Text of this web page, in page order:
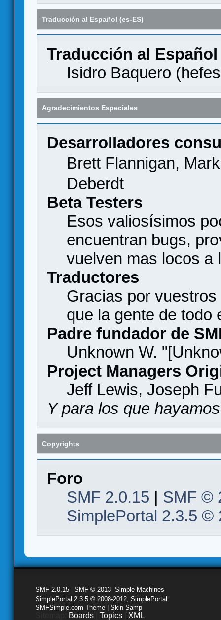
Traducción al Español (es-ES)
Traducción al Español
Isidro Baquero (
Agradecimientos Especiales
Desarrolladores
Brett Flannigan,
Deberdt
Beta Testers
Esos valiosísimos
encuentran bugs,
vuelven mas locos a
Traductores
Gracias por
que la gente de todo
Padre fundador de
Unknown W.
Project Managers
Jeff Lewis, Joseph
Y para los que
Copyrights
Foro
SMF 2.0.15 | SMF ©
SimplePortal 2.3.5 ©
SMF 2.0.15 SMF © 2013 Simple Machines
SimplePortal 2.3.5 © 2008-2012, SimplePortal
SMFSimple.com Theme | Skin Samp
Boards Topics XML